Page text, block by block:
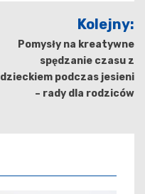
Kolejny:
Pomysły na kreatywne
spędzanie czasu z
dzieckiem podczas jesieni
– rady dla rodziców